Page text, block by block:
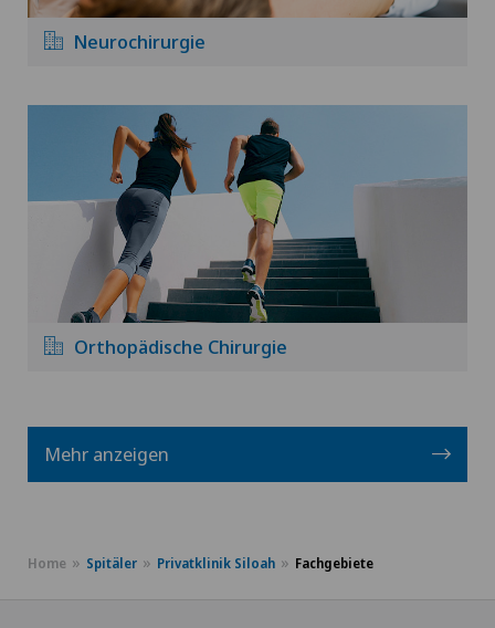
Neurochirurgie
Orthopädische Chirurgie
Mehr anzeigen
Home Spitäler Privatklinik Siloah Fachgebiete